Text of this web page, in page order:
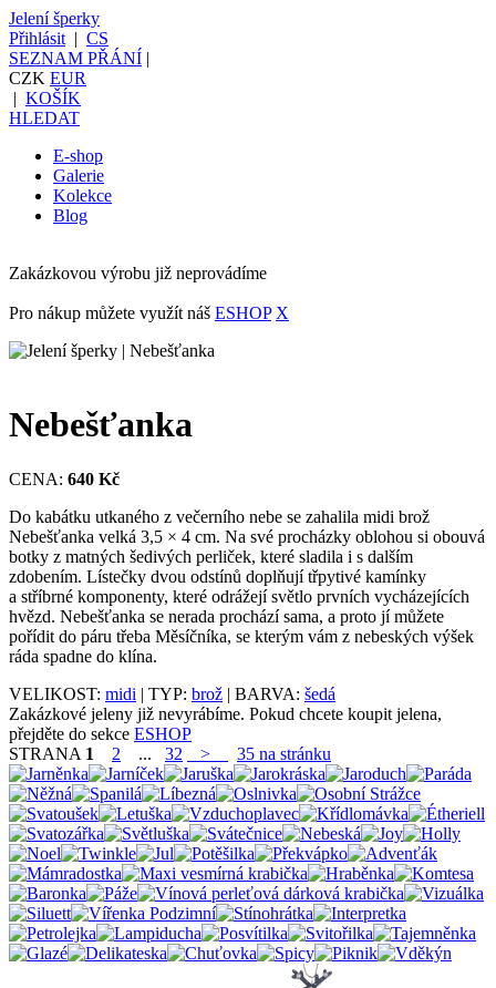
Jelení šperky
Přihlásit | CS
SEZNAM PŘÁNÍ |
CZK EUR
| KOŠÍK
HLEDAT
E-shop
Galerie
Kolekce
Blog
Zakázkovou výrobu již neprovádíme
Pro nákup můžete využít náš ESHOP X
Nebešťanka
CENA: 640 Kč
Do kabátku utkaného z večerního nebe se zahalila midi brož
Nebešťanka velká 3,5 × 4 cm. Na své procházky oblohou si obouvá
botky z matných šedivých perliček, které sladila i s dalším
zdobením. Lístečky dvou odstínů doplňují třpytivé kamínky
a stříbrné komponenty, které odrážejí světlo prvních vycházejících
hvězd. Nebešťanka se nerada prochází sama, a proto jí můžete
pořídit do páru třeba Měsíčníka, se kterým vám z nebeských výšek
ráda spadne do klína.
VELIKOST: midi | TYP: brož | BARVA: šedá
Zakázkové jeleny již nevyrábíme. Pokud chcete koupit jelena,
přejděte do sekce ESHOP
STRANA 1 2 ... 32 > 35 na stránku